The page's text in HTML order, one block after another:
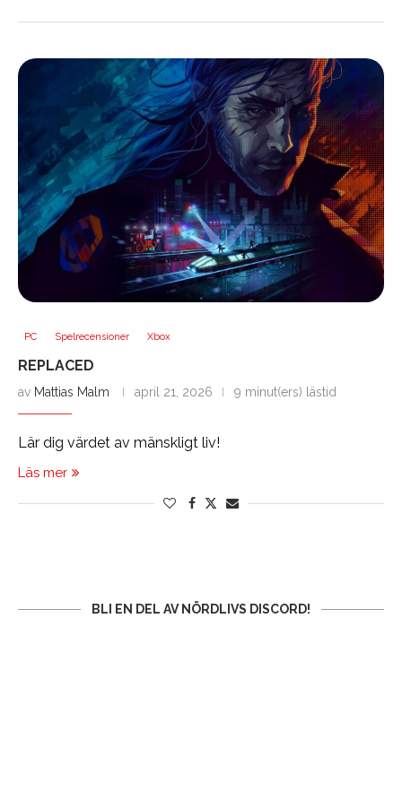
PC Spelrecensioner Xbox
REPLACED
av Mattias Malm april 21, 2026 9 minut(ers) lästid
Lär dig värdet av mänskligt liv!
Läs mer
BLI EN DEL AV NÖRDLIVS DISCORD!